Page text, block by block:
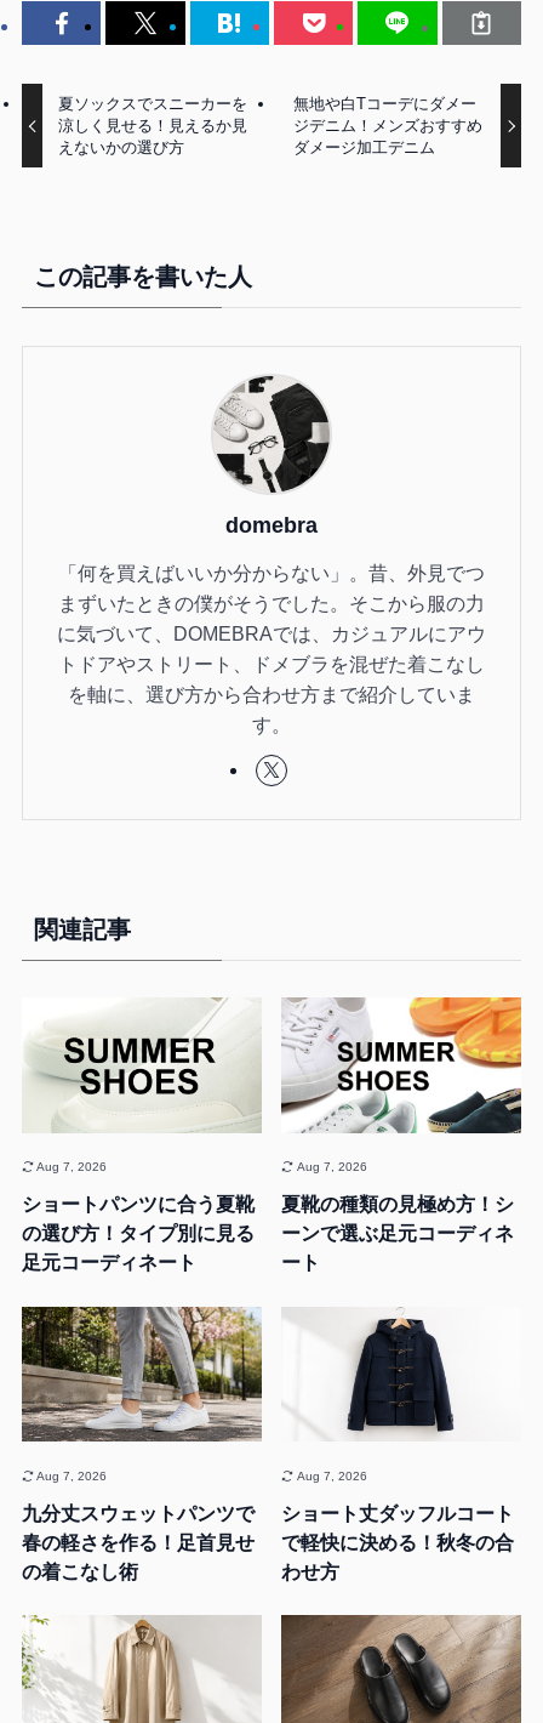
夏ソックスでスニーカーを
涼しく見せる！見えるか見
えないかの選び方
無地や白Tコーデにダメー
ジデニム！メンズおすすめ
ダメージ加工デニム
この記事を書いた人
domebra
「何を買えばいいか分からない」。昔、外見でつ
まずいたときの僕がそうでした。そこから服の力
に気づいて、DOMEBRAでは、カジュアルにアウ
トドアやストリート、ドメブラを混ぜた着こなし
を軸に、選び方から合わせ方まで紹介していま
す。
関連記事
ショートパンツに合う夏靴
の選び方！タイプ別に見る
足元コーディネート
Aug 7, 2026
夏靴の種類の見極め方！シ
ーンで選ぶ足元コーディネ
ート
Aug 7, 2026
九分丈スウェットパンツで
春の軽さを作る！足首見せ
の着こなし術
Aug 7, 2026
ショート丈ダッフルコート
で軽快に決める！秋冬の合
わせ方
Aug 7, 2026